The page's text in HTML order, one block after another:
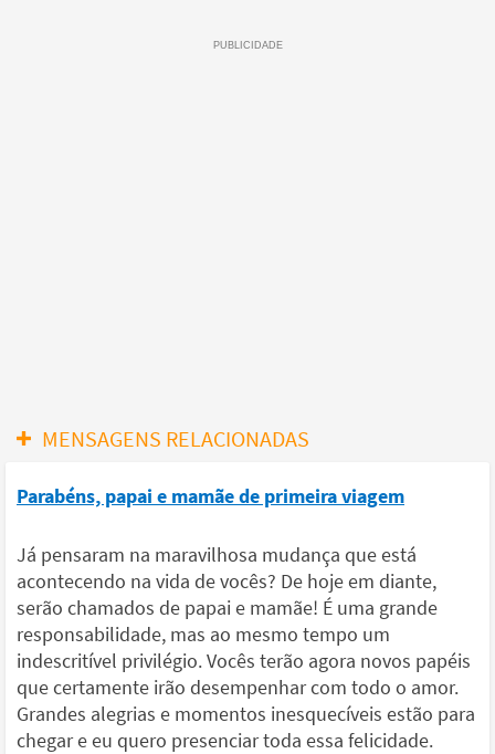
MENSAGENS RELACIONADAS
Parabéns, papai e mamãe de primeira viagem
Já pensaram na maravilhosa mudança que está
acontecendo na vida de vocês? De hoje em diante,
serão chamados de papai e mamãe! É uma grande
responsabilidade, mas ao mesmo tempo um
indescritível privilégio. Vocês terão agora novos papéis
que certamente irão desempenhar com todo o amor.
Grandes alegrias e momentos inesquecíveis estão para
chegar e eu quero presenciar toda essa felicidade.